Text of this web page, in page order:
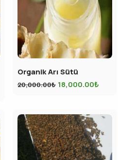
Organik Arı Sütü
20,000.00₺ 18,000.00₺